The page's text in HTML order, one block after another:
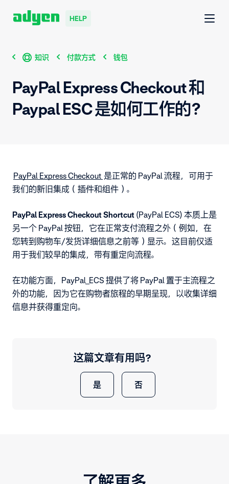
HELP
知识 付款方式 钱包
PayPal Express Checkout 和
Paypal ESC 是如何工作的？
PayPal Express Checkout 是正常的 PayPal 流程，可用于
我们的新旧集成（插件和组件）。
PayPal Express Checkout Shortcut (PayPal ECS) 本质上是
另一个 PayPal 按钮，它在正常支付流程之外（例如，在
您转到购物车/发货详细信息之前等）显示。这目前仅适
用于我们较早的集成，带有重定向流程。
在功能方面，PayPal_ECS 提供了将 PayPal 置于主流程之
外的功能，因为它在购物者旅程的早期呈现，以收集详细
信息并获得重定向。
这篇文章有用吗？
是 否